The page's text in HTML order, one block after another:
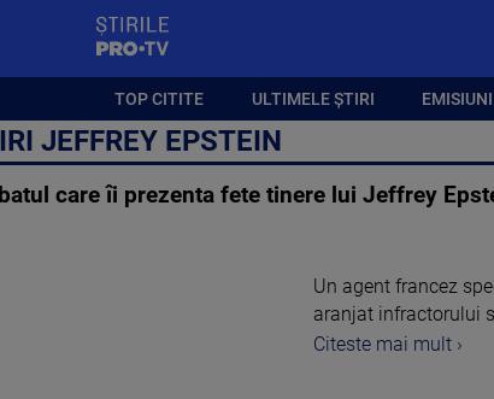
TOP CITITE ULTIMELE ȘTIRI
JEFFREY EPSTEIN
care îi prezenta fete tinere lui Jeffrey
Un agent francez
aranjat infractorului
Citeste mai mult ›